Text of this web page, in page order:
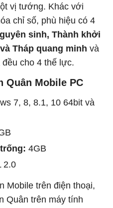
vị tướng. Khác với
chỉ số, phù hiệu có 4
sinh, Thành khởi
Tháp quang minh và
cho 4 thế lực.
Quân Mobile PC
7, 8, 8.1, 10 64bit và
4GB
2.0
Mobile trên điện thoại,
Quân trên máy tính